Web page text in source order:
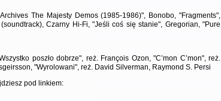
The Majesty Demos (1985-1986)", Bonobo, "Fragments",
Czarny Hi-Fi, "Jeśli coś się stanie", Gregorian, "Pure
poszło dobrze", reż. François Ozon, "C’mon C’mon", reż.
"Wyrolowani", reż. David Silverman, Raymond S. Persi
pod linkiem: